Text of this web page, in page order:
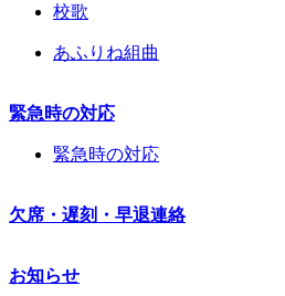
校歌
あふりね組曲
緊急時の対応
緊急時の対応
欠席・遅刻・早退連絡
お知らせ